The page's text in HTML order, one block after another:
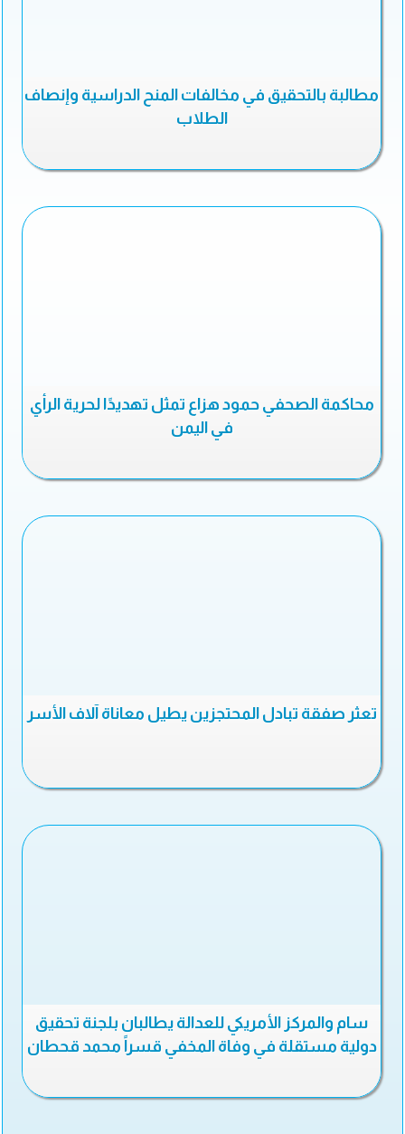
مطالبة بالتحقيق في مخالفات المنح الدراسية وإنصاف
الطلاب
محاكمة الصحفي حمود هزاع تمثل تهديدًا لحرية الرأي
في اليمن
تعثر صفقة تبادل المحتجزين يطيل معاناة آلاف الأسر
سام والمركز الأمريكي للعدالة يطالبان بلجنة تحقيق
دولية مستقلة في وفاة المخفي قسراً محمد قحطان